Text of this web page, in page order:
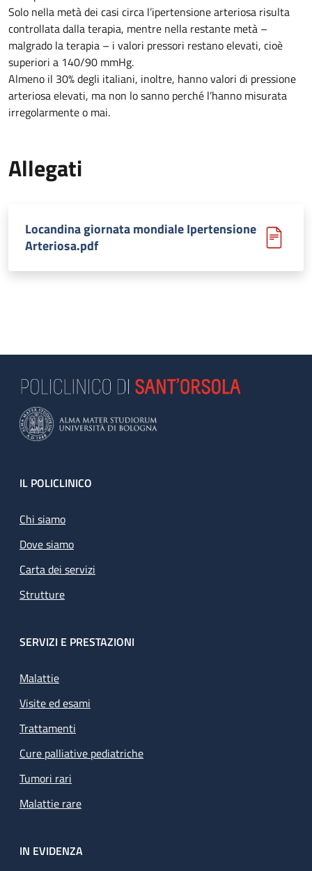
Solo nella metà dei casi circa l’ipertensione arteriosa risulta
controllata dalla terapia, mentre nella restante metà –
malgrado la terapia – i valori pressori restano elevati, cioè
superiori a 140/90 mmHg.
Almeno il 30% degli italiani, inoltre, hanno valori di pressione
arteriosa elevati, ma non lo sanno perché l’hanno misurata
irregolarmente o mai.
Allegati
Locandina giornata mondiale Ipertensione
Arteriosa.pdf
Footer
IL POLICLINICO
Chi siamo
Dove siamo
Carta dei servizi
Strutture
SERVIZI E PRESTAZIONI
Malattie
Visite ed esami
Trattamenti
Cure palliative pediatriche
Tumori rari
Malattie rare
IN EVIDENZA